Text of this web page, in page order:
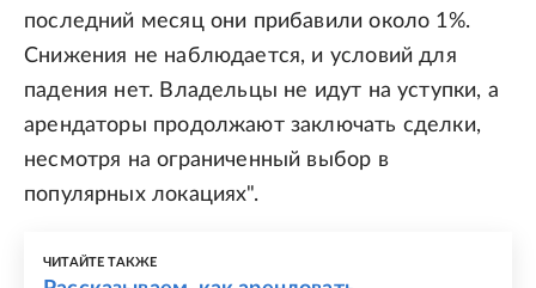
последний месяц они прибавили около 1%.
Снижения не наблюдается, и условий для
падения нет. Владельцы не идут на уступки, а
арендаторы продолжают заключать сделки,
несмотря на ограниченный выбор в
популярных локациях".
ЧИТАЙТЕ ТАКЖЕ